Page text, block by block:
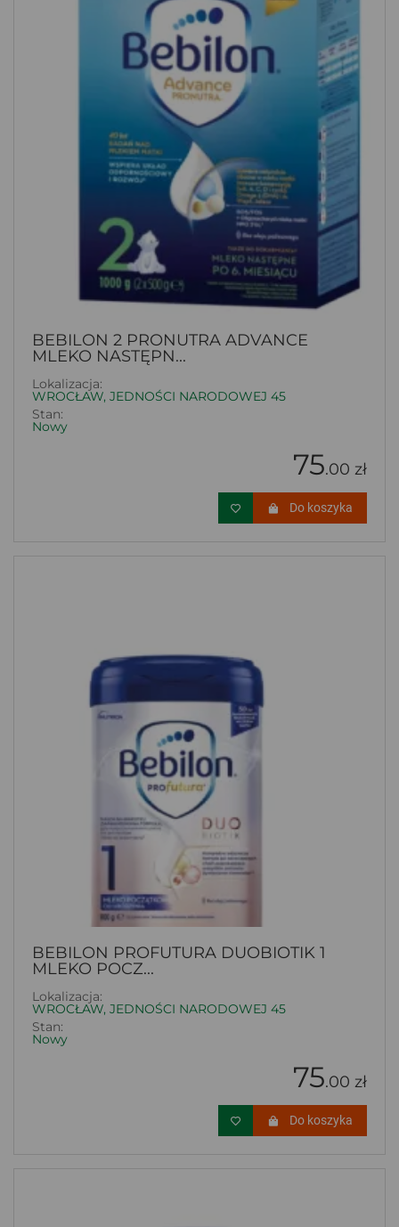
BEBILON 2 PRONUTRA ADVANCE
MLEKO NASTĘPN...
Lokalizacja:
WROCŁAW, JEDNOŚCI NARODOWEJ 45
Stan:
Nowy
75.00 zł
Do koszyka
BEBILON PROFUTURA DUOBIOTIK 1
MLEKO POCZ...
Lokalizacja:
WROCŁAW, JEDNOŚCI NARODOWEJ 45
Stan:
Nowy
75.00 zł
Do koszyka